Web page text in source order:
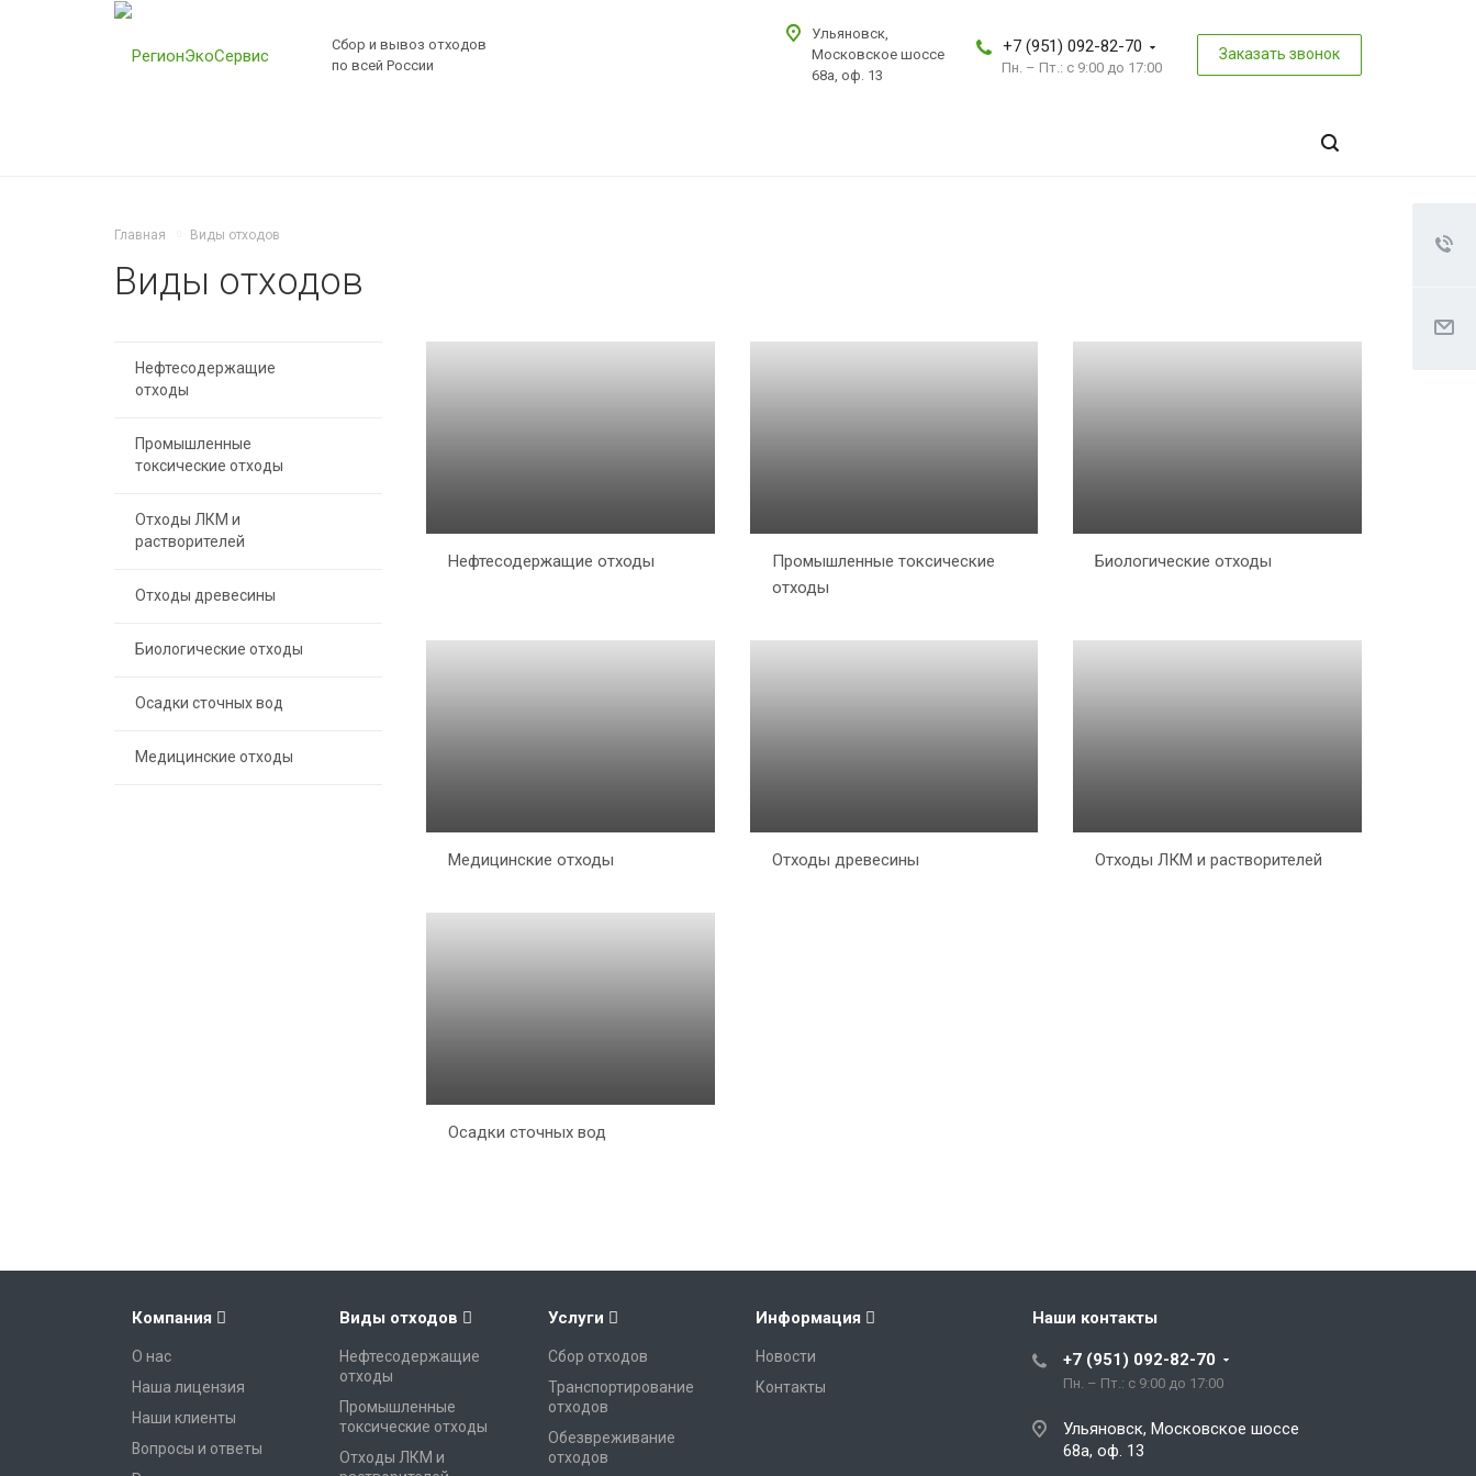
Сбор и вывоз отходов
по всей России
+7 (951) 092-82-70
Пн. – Пт.: с 9:00 до 17:00
Заказать звонок
Ульяновск,
Московское шоссе
68а, оф. 13
Главная Виды отходов
Виды отходов
Нефтесодержащие отходы
Промышленные токсические
отходы
Биологические отходы
Медицинские отходы Отходы древесины Отходы ЛКМ и растворителей
Осадки сточных вод
Нефтесодержащие
отходы
Промышленные
токсические отходы
Отходы ЛКМ и
растворителей
Отходы древесины
Биологические отходы
Осадки сточных вод
Медицинские отходы
Компания
О нас
Наша лицензия
Наши клиенты
Вопросы и ответы
Виды отходов
Нефтесодержащие
отходы
Промышленные
токсические отходы
Отходы ЛКМ и
Услуги
Сбор отходов
Транспортирование
отходов
Обезвреживание
отходов
Информация
Новости
Контакты
Наши контакты
+7 (951) 092-82-70
Пн. – Пт.: с 9:00 до 17:00
Ульяновск, Московское шоссе
68а, оф. 13